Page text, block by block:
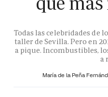
Todas las celebridades de
taller de Sevilla. Pero en
a pique. Incombustibles,
a
María de la Peña